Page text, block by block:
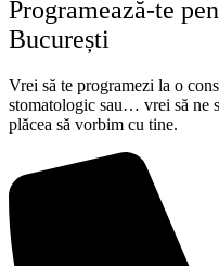
Programează-te
București
Vrei să te programezi la o
stomatologic sau… vrei să ne
plăcea să vorbim cu tine.